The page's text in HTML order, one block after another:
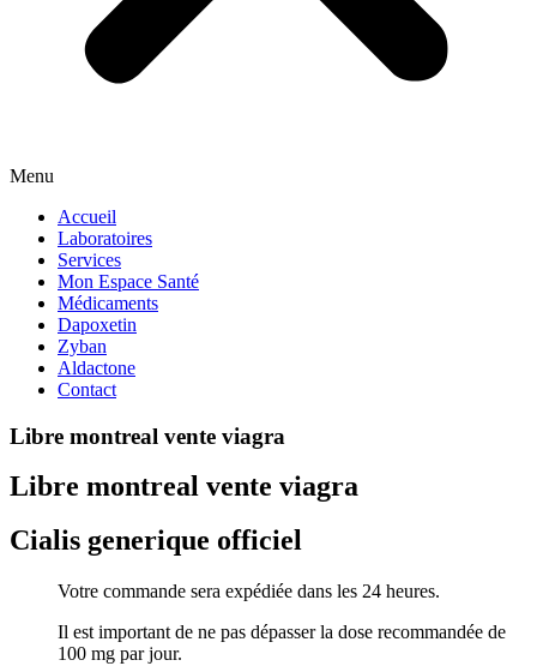
Menu
Accueil
Laboratoires
Services
Mon Espace Santé
Médicaments
Dapoxetin
Zyban
Aldactone
Contact
Libre montreal vente viagra
Libre montreal vente viagra
Cialis generique officiel
Votre commande sera expédiée dans les 24 heures.
Il est important de ne pas dépasser la dose recommandée de
100 mg par jour.